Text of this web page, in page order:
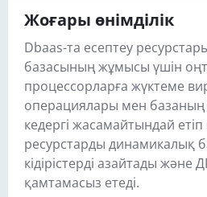
Жоғары өнімділік
Dbaas-та есептеу
базасының жұмысы үшін
процессорларға жүктеме
операциялары мен базаның
кедергі жасамайтындай етіп
ресурстарды динамикалық
кідірістерді азайтады және
қамтамасыз етеді.